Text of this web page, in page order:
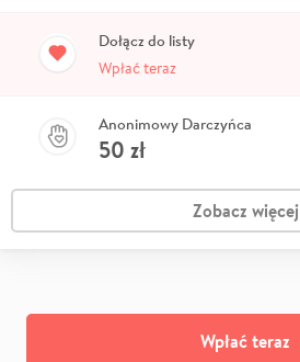
Dołącz do listy
Wpłać teraz
Anonimowy Darczyńca
50 zł
Zobacz więcej
Wpłać teraz